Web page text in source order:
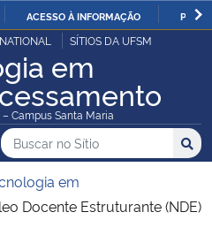
IR
PARA
O
CONTEÚDO
ACESSO À INFORMAÇÃO
SÍTIOS DA UFSM
em
Campus Santa Maria
Sítio
Busca
Buscar no no Sítio
Busca:
em
Docente Estruturante (NDE)